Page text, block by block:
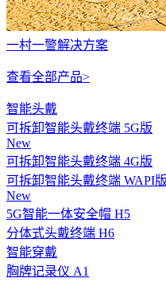
一村一警解决方案
查看全部产品>
智能头戴
可拆卸智能头戴终端 5G版
New
可拆卸智能头戴终端 4G版
可拆卸智能头戴终端 WAPI版
New
5G智能一体安全帽 H5
分体式头戴终端 H6
智能穿戴
胸牌记录仪 A1